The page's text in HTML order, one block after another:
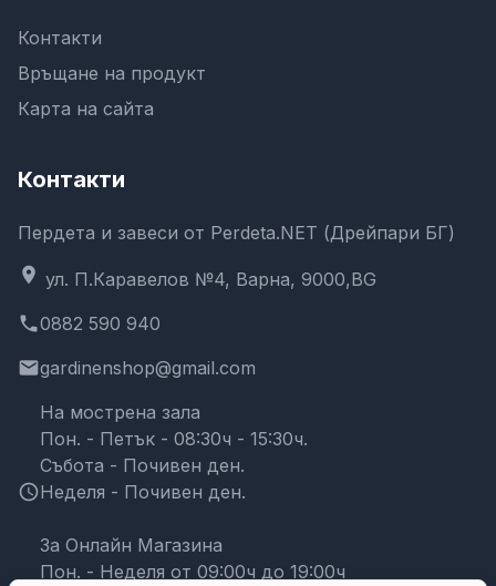
Контакти
Връщане на продукт
Карта на сайта
Контакти
Пердета и завеси от Perdeta.NET (Дрейпари БГ)
location_on ул. П.Каравелов №4, Варна, 9000,BG
phone0882 590 940
emailgardinenshop@gmail.com
schedule
На мострена зала
Пон. - Петък - 08:30ч - 15:30ч.
Събота - Почивен ден.
Неделя - Почивен ден.
За Онлайн Магазина
Пон. - Неделя от 09:00ч до 19:00ч